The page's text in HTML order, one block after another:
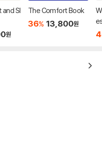
and Sl
원
The Comfort Book
36% 13,800원